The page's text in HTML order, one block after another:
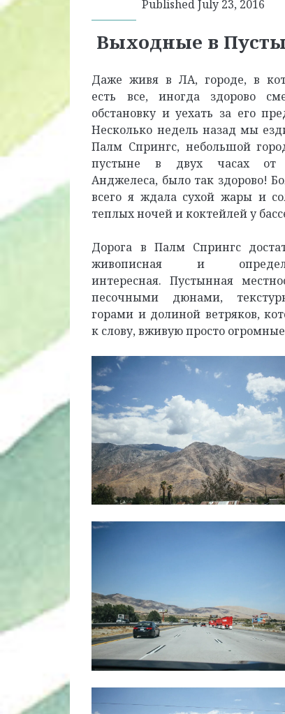
Published July 23, 2016
Выходные в
Даже живя в ЛА, городе, в
есть все, иногда здорово
обстановку и уехать за его
Несколько недель назад мы
Палм Спрингс, небольшой
пустыне в двух часах от
Анджелеса, было так здорово!
всего я ждала сухой жары и
теплых ночей и коктейлей у
Дорога в Палм Спрингс
живописная и
интересная. Пустынная
песочными дюнами,
горами и долиной ветряков,
к слову, вживую просто